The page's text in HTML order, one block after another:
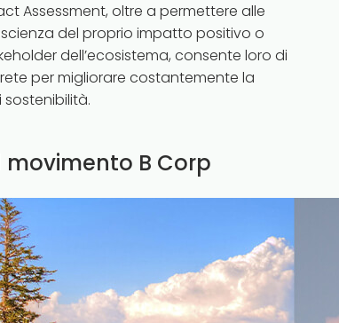
Assessment, oltre a permettere alle
del proprio impatto positivo o
dell’ecosistema, consente loro di
per migliorare costantemente la
movimento B Corp